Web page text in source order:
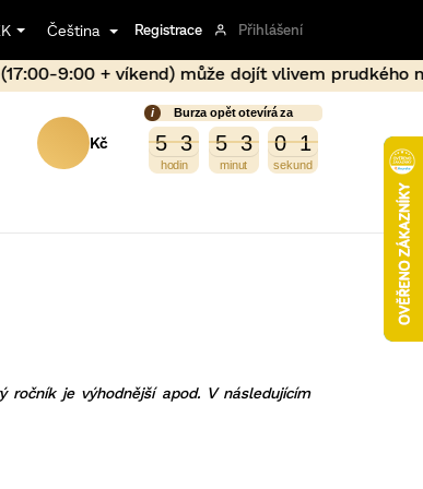
vlivem prudkého nárůstu ceny kovu po
Čeština Registrace Přihlášení
NÁKUPNÍ
KOŠÍK
Burza opět otevírá za
5
5 3
3 5
5 3
3 0
0 0
1
0
je výhodnější apod. V následujícím